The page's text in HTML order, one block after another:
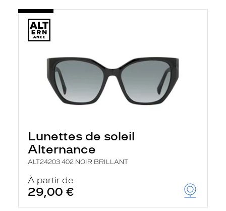
Lunettes de soleil
Alternance
ALT24203 402 NOIR BRILLANT
À partir de
29,00 €